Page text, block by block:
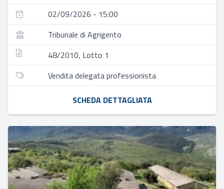
02/09/2026 - 15:00
Tribunale di Agrigento
48/2010, Lotto 1
Vendita delegata professionista
SCHEDA DETTAGLIATA